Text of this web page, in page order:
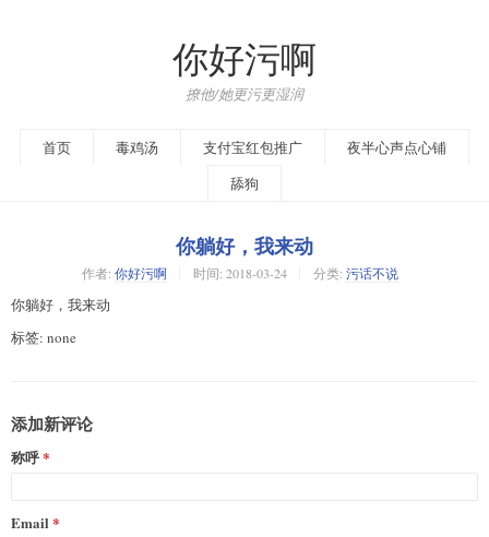
你好污啊
撩他/她更污更湿润
首页 毒鸡汤 支付宝红包推广
夜半心声点心铺
舔狗
你躺好，我来动
作者: 你好污啊 时间: 2018-03-24 分类: 污话不说
你躺好，我来动
标签: none
添加新评论
称呼
Email